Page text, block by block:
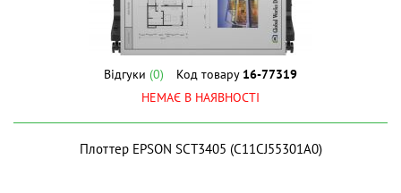
Відгуки (0) Код товару 16-77319
НЕМАЄ В НАЯВНОСТІ
Плоттер EPSON SCT3405 (C11CJ55301A0)